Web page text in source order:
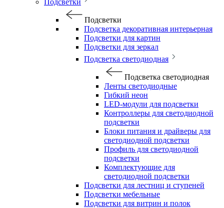
Подсветки
Подсветки
Подсветка декоративная интерьерная
Подсветки для картин
Подсветки для зеркал
Подсветка светодиодная
Подсветка светодиодная
Ленты светодиодные
Гибкий неон
LED-модули для подсветки
Контроллеры для светодиодной
подсветки
Блоки питания и драйверы для
светодиодной подсветки
Профиль для светодиодной
подсветки
Комплектующие для
светодиодной подсветки
Подсветки для лестниц и ступеней
Подсветки мебельные
Подсветки для витрин и полок